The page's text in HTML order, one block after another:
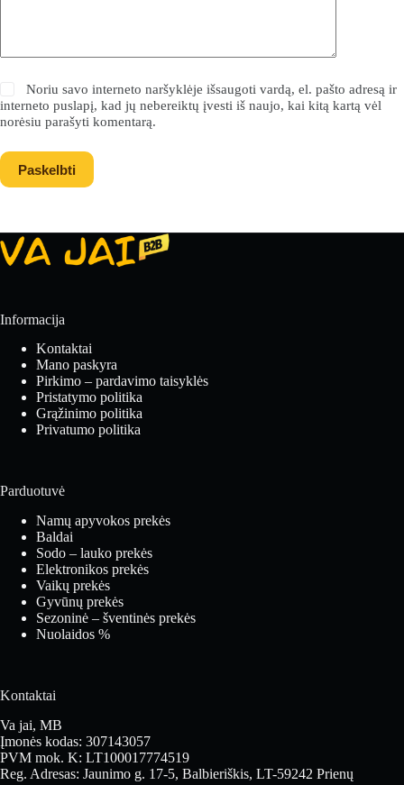
Noriu savo interneto naršyklėje išsaugoti vardą, el. pašto adresą ir
interneto puslapį, kad jų nebereiktų įvesti iš naujo, kai kitą kartą vėl
norėsiu parašyti komentarą.
Paskelbti
Informacija
Kontaktai
Mano paskyra
Pirkimo – pardavimo taisyklės
Pristatymo politika
Grąžinimo politika
Privatumo politika
Parduotuvė
Namų apyvokos prekės
Baldai
Sodo – lauko prekės
Elektronikos prekės
Vaikų prekės
Gyvūnų prekės
Sezoninė – šventinės prekės
Nuolaidos %
Kontaktai
Va jai, MB
Įmonės kodas: 307143057
PVM mok. K: LT100017774519
Reg. Adresas: Jaunimo g. 17-5, Balbieriškis, LT-59242 Prienų